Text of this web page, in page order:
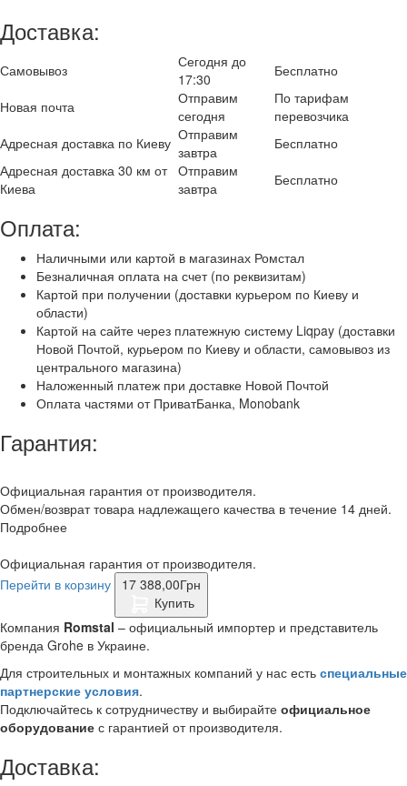
Доставка:
Самовывоз
Сегодня до
17:30
Бесплатно
Новая почта
Отправим
сегодня
По тарифам
перевозчика
Адресная доставка по Киеву Отправим
завтра
Бесплатно
Адресная доставка 30 км от
Киева
Отправим
завтра
Бесплатно
Оплата:
Наличными или картой в магазинах Ромстал
Безналичная оплата на счет (по реквизитам)
Картой при получении (доставки курьером по Киеву и
области)
Картой на сайте через платежную систему Liqpay (доставки
Новой Почтой, курьером по Киеву и области, самовывоз из
центрального магазина)
Наложенный платеж при доставке Новой Почтой
Оплата частями от ПриватБанка, Monobank
Гарантия:
Официальная гарантия от производителя.
Обмен/возврат товара надлежащего качества в течение 14 дней.
Подробнее
Официальная гарантия от производителя.
Перейти в корзину
17 388,00Грн
Купить
Компания Romstal – официальный импортер и представитель
бренда Grohe в Украине.
Для строительных и монтажных компаний у нас есть специальные
партнерские условия.
Подключайтесь к сотрудничеству и выбирайте официальное
оборудование с гарантией от производителя.
Доставка: